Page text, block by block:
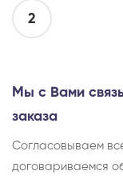
2
Мы с Вами
заказа
Согласовываем
договариваемся